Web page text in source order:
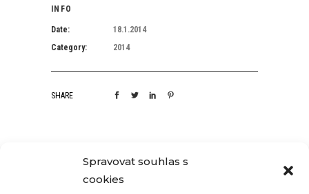
Spravovat souhlas s
cookies
INFO
Date:
18.1.2014
Category:
2014
SHARE
RELATED PROJECTS